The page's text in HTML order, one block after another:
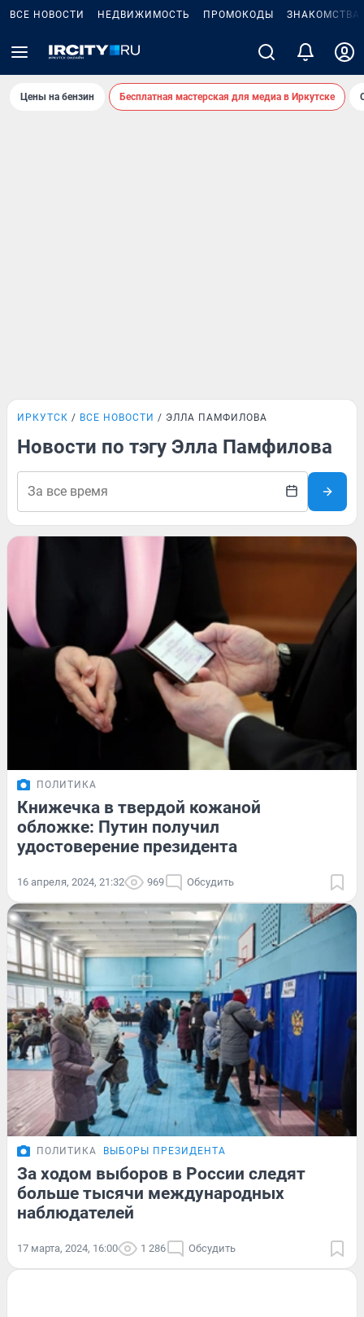
ВСЕ НОВОСТИ НЕДВИЖИМОСТЬ ПРОМОКОДЫ ЗНАКОМСТВА
Цены на бензин Бесплатная мастерская для медиа в Иркутске
ИРКУТСК ВСЕ НОВОСТИ ЭЛЛА ПАМФИЛОВА
Новости по тэгу Элла Памфилова
ПОЛИТИКА
Книжечка в твердой кожаной
обложке: Путин получил
удостоверение президента
16 апреля, 2024, 21:32 969 Обсудить
ПОЛИТИКА ВЫБОРЫ ПРЕЗИДЕНТА
За ходом выборов в России следят
больше тысячи международных
наблюдателей
17 марта, 2024, 16:00 1 286 Обсудить